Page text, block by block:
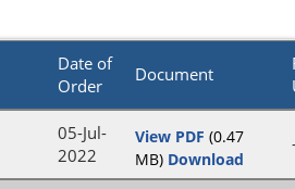
Date of
Order
Document
05-Jul-
2022
View PDF (0.47
MB) Download